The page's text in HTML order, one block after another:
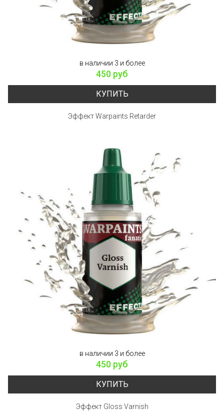
в наличии 3 и более
450 руб
КУПИТЬ
Эффект Warpaints Retarder
в наличии 3 и более
450 руб
КУПИТЬ
Эффект Gloss Varnish